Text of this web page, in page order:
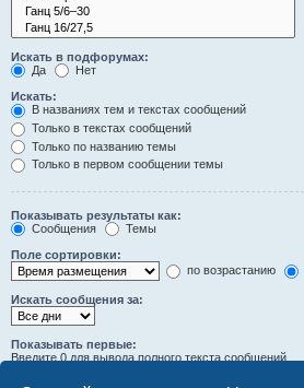
Искать в подфорумах:
Да
Нет
Искать:
В названиях тем и текстах сообщений
Только в текстах сообщений
Только по названию темы
Только в первом сообщении темы
Показывать результаты как:
Сообщения
Темы
Поле сортировки:
по возрастанию
Искать сообщения за:
Показывать первые:
Введите 0 для вывода полного текста сообщений.